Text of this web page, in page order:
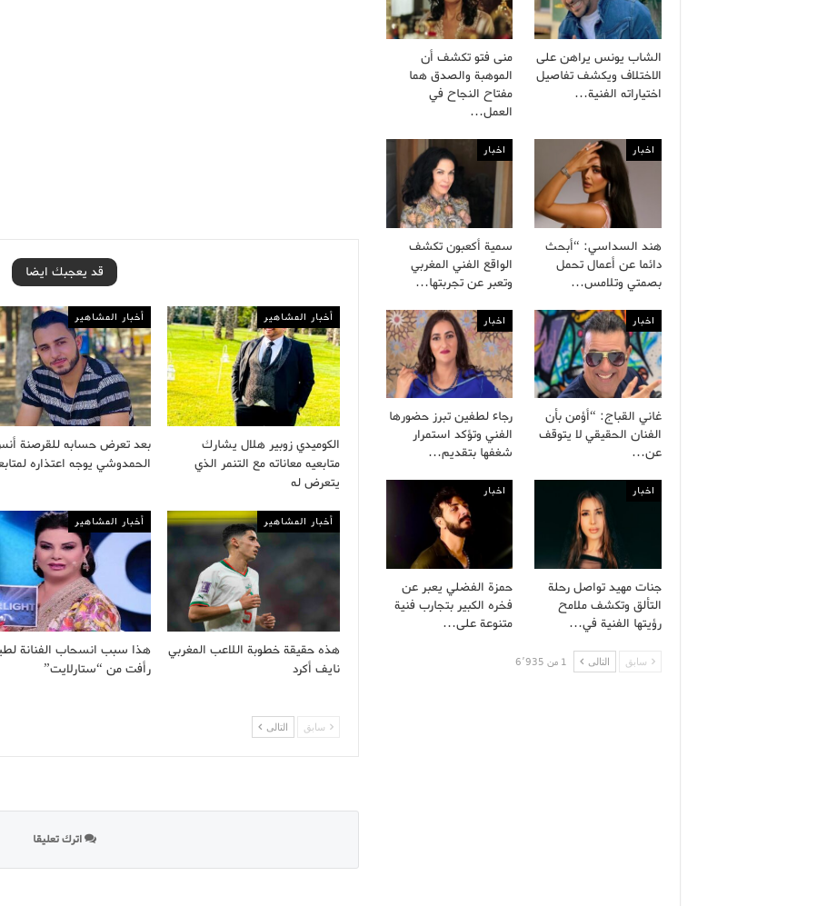
قد يعجبك ايضا
أخبار المشاهير
الكوميدي زوبير هلال يشارك
متابعيه معاناته مع التنمر الذي
يتعرض له
أخبار المشاهير
بعد تعرض حسابه للقرصنة
الحمدوشي يوجه اعتذاره
أخبار المشاهير
هذه حقيقة خطوبة اللاعب المغربي
نايف أكرد
أخبار المشاهير
هذا سبب انسحاب الفنانة
رأفت من “ستارلايت”
سابق التالى
اترك تعليقا
الشاب يونس يراهن على
الاختلاف ويكشف تفاصيل
اختياراته الفنية…
منى فتو تكشف أن
الموهبة والصدق هما
مفتاح النجاح في
العمل…
اخبار
هند السداسي: “أبحث
دائما عن أعمال تحمل
بصمتي وتلامس…
اخبار
سمية أكعبون تكشف
الواقع الفني المغربي
وتعبر عن تجربتها…
اخبار
غاني القباج: “أؤمن بأن
الفنان الحقيقي لا يتوقف
عن…
اخبار
رجاء لطفين تبرز حضورها
الفني وتؤكد استمرار
شغفها بتقديم…
اخبار
جنات مهيد تواصل رحلة
التألق وتكشف ملامح
رؤيتها الفنية في…
اخبار
حمزة الفضلي يعبر عن
فخره الكبير بتجارب فنية
متنوعة على…
سابق التالى 1 من 6٬935